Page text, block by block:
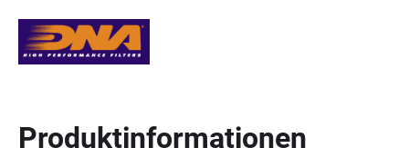
Produktinformationen